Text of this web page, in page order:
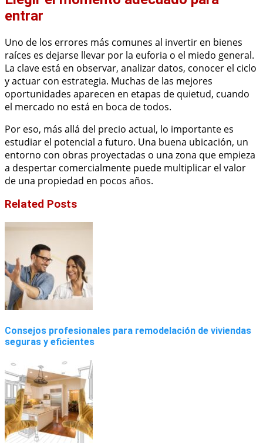
entrar
Uno de los errores más comunes al invertir en bienes
raíces es dejarse llevar por la euforia o el miedo general.
La clave está en observar, analizar datos, conocer el ciclo
y actuar con estrategia. Muchas de las mejores
oportunidades aparecen en etapas de quietud, cuando
el mercado no está en boca de todos.
Por eso, más allá del precio actual, lo importante es
estudiar el potencial a futuro. Una buena ubicación, un
entorno con obras proyectadas o una zona que empieza
a despertar comercialmente puede multiplicar el valor
de una propiedad en pocos años.
Related Posts
Consejos profesionales para remodelación de viviendas
seguras y eficientes